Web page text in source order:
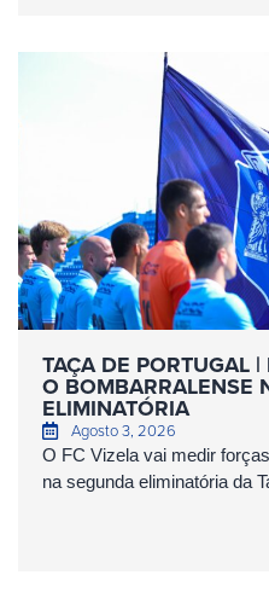
TAÇA DE PORTUGAL
O BOMBARRALENSE
ELIMINATÓRIA
Agosto 3, 2026
O FC Vizela vai medir
na segunda eliminatória da